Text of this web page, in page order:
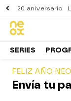
20 aniversario
SERIES
FELIZ AÑO
Envía tu